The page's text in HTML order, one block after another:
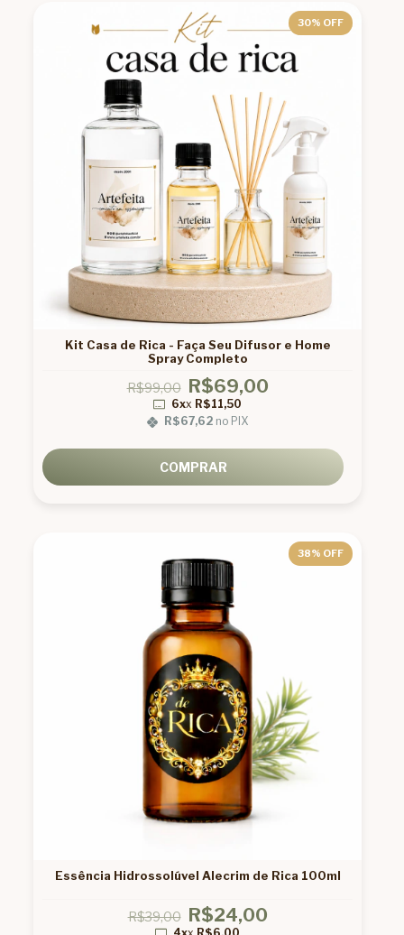
30% OFF
Kit Casa de Rica - Faça Seu Difusor e Home
Spray Completo
R$99,00 R$69,00
6xx R$11,50
R$67,62 no PIX
COMPRAR
38% OFF
Essência Hidrossolúvel Alecrim de Rica 100ml
R$39,00 R$24,00